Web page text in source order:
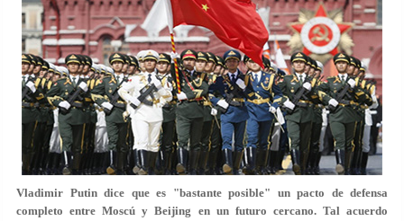
Vladimir Putin dice que es "bastante posible" un pacto de defensa
completo entre Moscú y Beijing en un futuro cercano. Tal acuerdo